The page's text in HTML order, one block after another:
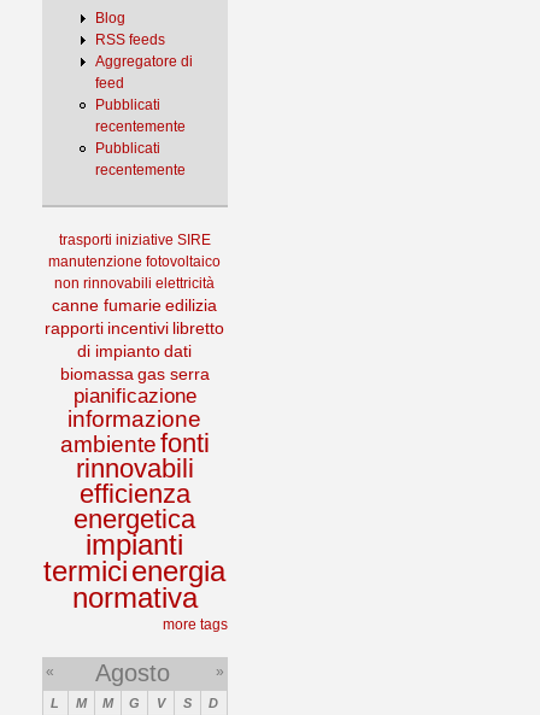
Blog
RSS feeds
Aggregatore di
feed
Pubblicati
recentemente
Pubblicati
recentemente
trasporti iniziative SIRE
manutenzione fotovoltaico
non rinnovabili elettricità
canne fumarie edilizia
rapporti incentivi libretto
di impianto dati
biomassa gas serra
pianificazione
informazione
ambientefonti
rinnovabili
efficienza
energetica
impianti
termicienergia
normativa
more tags
« Agosto »
L M M G V S
D